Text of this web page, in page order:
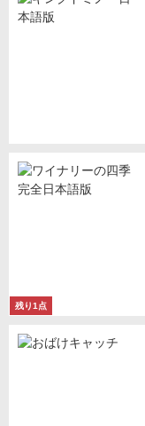
残り1点